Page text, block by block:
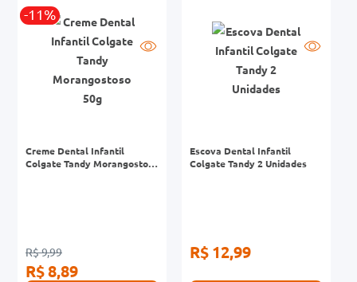
-11%
Creme Dental Infantil
Colgate Tandy Morangostoso
R$ 9,99
R$ 8,89
Escova Dental Infantil
Colgate Tandy 2 Unidades
R$ 12,99